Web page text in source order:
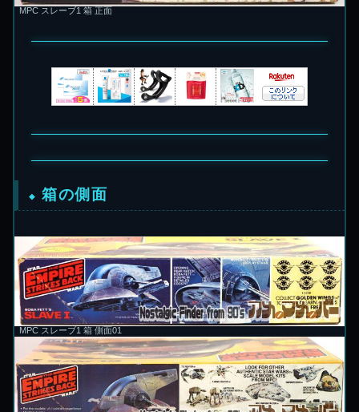
MPC スレーブ1 箱 正面
箱の側面
MPC スレーブ1 箱 側面01